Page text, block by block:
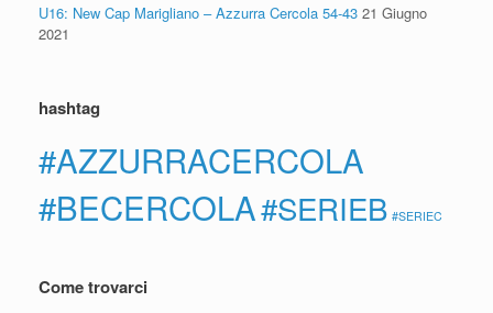
U16: New Cap Marigliano – Azzurra Cercola 54-43 21 Giugno
2021
hashtag
#AZZURRACERCOLA
#BECERCOLA#SERIEB #SERIEC
Come trovarci